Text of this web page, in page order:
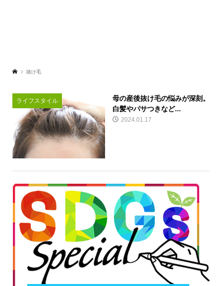
抜け毛
ライフスタイル
母の産後抜け毛の悩みが深刻。
白髪やパサつきなど...
2024.01.17